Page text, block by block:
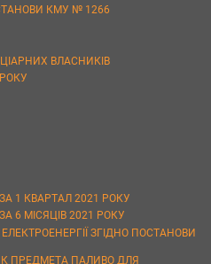
КМУ № 1266
ВЛАСНИКІВ
1 КВАРТАЛ 2021 РОКУ
6 МІСЯЦІВ 2021 РОКУ
ЗГІДНО ПОСТАНОВИ
ПРЕДМЕТА ПАЛИВО ДЛЯ